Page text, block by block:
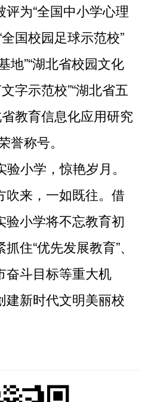
为“全国中小学心理
国校园足球示范校”
地”“湖北省校园文化
字示范校”“湖北省五
教育信息化应用研究
誉称号。
小学，惊艳岁月。
吹来，一如既往。借
小学将不忘教育初
住“优先发展教育”、
奋斗目标等重大机
建新时代文明美丽校